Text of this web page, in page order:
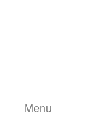
Menu